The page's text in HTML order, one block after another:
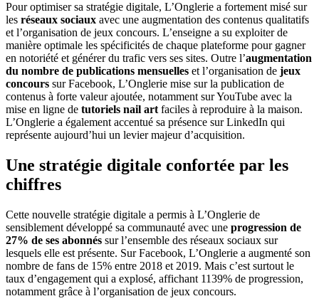
Pour optimiser sa stratégie digitale, L’Onglerie a fortement misé sur
les réseaux sociaux avec une augmentation des contenus qualitatifs
et l’organisation de jeux concours. L’enseigne a su exploiter de
manière optimale les spécificités de chaque plateforme pour gagner
en notoriété et générer du trafic vers ses sites. Outre l’augmentation
du nombre de publications mensuelles et l’organisation de jeux
concours sur Facebook, L’Onglerie mise sur la publication de
contenus à forte valeur ajoutée, notamment sur YouTube avec la
mise en ligne de tutoriels nail art faciles à reproduire à la maison.
L’Onglerie a également accentué sa présence sur LinkedIn qui
représente aujourd’hui un levier majeur d’acquisition.
Une stratégie digitale confortée par les
chiffres
Cette nouvelle stratégie digitale a permis à L’Onglerie de
sensiblement développé sa communauté avec une progression de
27% de ses abonnés sur l’ensemble des réseaux sociaux sur
lesquels elle est présente. Sur Facebook, L’Onglerie a augmenté son
nombre de fans de 15% entre 2018 et 2019. Mais c’est surtout le
taux d’engagement qui a explosé, affichant 1139% de progression,
notamment grâce à l’organisation de jeux concours.